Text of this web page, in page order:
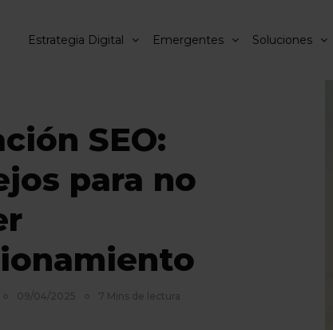
Estrategia Digital Emergentes Soluciones
SEO:
para no
09/04/2025 7 Mins de lectura